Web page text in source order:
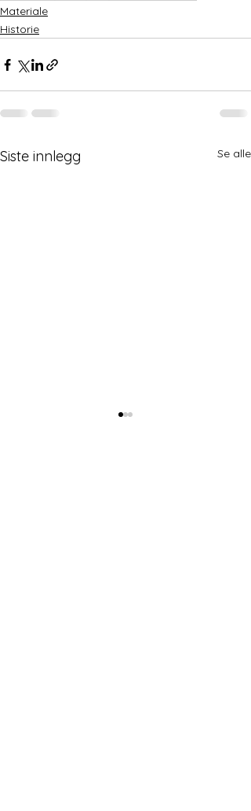
Materiale
Historie
Siste innlegg Se alle